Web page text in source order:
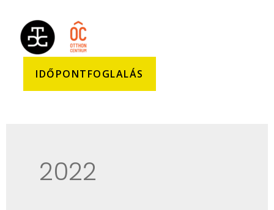
IDŐPONTFOGLALÁS
2022